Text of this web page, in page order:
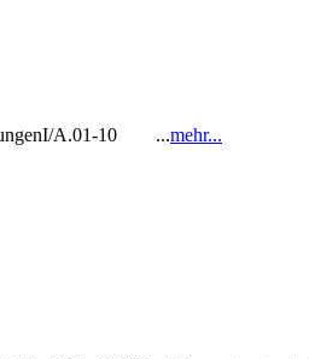
A.01-10 ...mehr...